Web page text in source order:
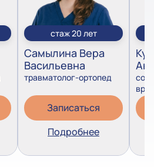
стаж 20 лет
Самылина Вера
Васильевна
травматолог-ортопед
Записаться
Подробнее